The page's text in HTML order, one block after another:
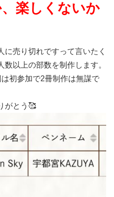
楽しくないか
売り切れですって言いたく
以上の部数を制作します。
初参加で2冊制作は無謀で
がとう🥰